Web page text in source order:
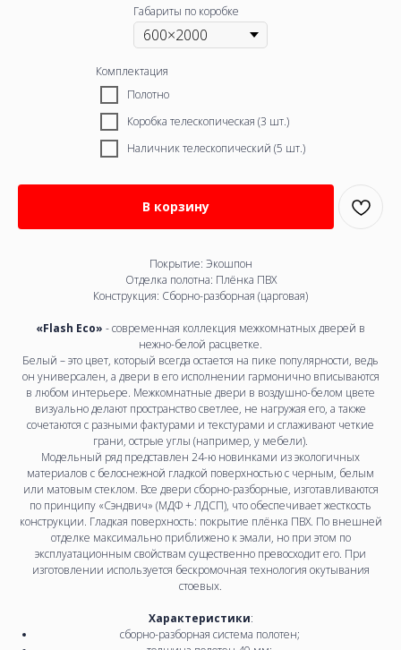
Габариты по коробке
Комплектация
Полотно
Коробка телескопическая (3 шт.)
Наличник телескопический (5 шт.)
В корзину
Покрытие: Экошпон
Отделка полотна: Плёнка ПВХ
Конструкция: Сборно-разборная (царговая)
«Flash Eco» - современная коллекция межкомнатных дверей в
нежно-белой расцветке.
Белый – это цвет, который всегда остается на пике популярности, ведь
он универсален, а двери в его исполнении гармонично вписываются
в любом интерьере. Межкомнатные двери в воздушно-белом цвете
визуально делают пространство светлее, не нагружая его, а также
сочетаются с разными фактурами и текстурами и сглаживают четкие
грани, острые углы (например, у мебели).
Модельный ряд представлен 24-ю новинками из экологичных
материалов с белоснежной гладкой поверхностью с черным, белым
или матовым стеклом. Все двери сборно-разборные, изготавливаются
по принципу «Сэндвич» (МДФ + ЛДСП), что обеспечивает жесткость
конструкции. Гладкая поверхность: покрытие плёнка ПВХ. По внешней
отделке максимально приближено к эмали, но при этом по
эксплуатационным свойствам существенно превосходит его. При
изготовлении используется бескромочная технология окутывания
стоевых.
Характеристики:
сборно-разборная система полотен;